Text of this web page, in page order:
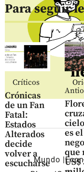
Para seguir
Críticos
Crónicas
de un Fan
Fatal:
Estados
Alterados
decide
volver a
escucharse
es el
que
US$
Mundo